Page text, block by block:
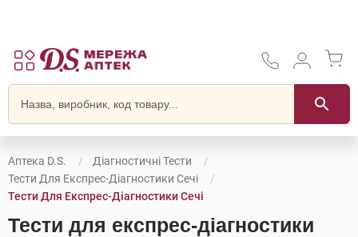
Аптека D.S.
Діагностичні Тести
Тести Для Експрес-Діагностики Сечі
Тести Для Експрес-Діагностики Сечі
Тести для експрес-діагностики